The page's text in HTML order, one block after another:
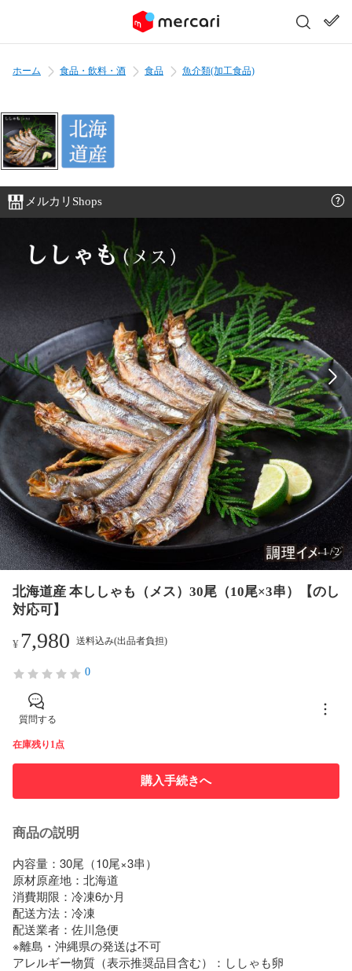
ホーム 食品・飲料・酒 食品 魚介類(加工食品)
メルカリShops
1/2
北海道産 本ししゃも（メス）30尾（10尾×3串）【のし
対応可】
¥7,980 送料込み(出品者負担)
0
質問する
在庫残り1点
購入手続きへ
商品の説明
内容量：30尾（10尾×3串）
原材原産地：北海道
消費期限：冷凍6か月
配送方法：冷凍
配送業者：佐川急便
※離島・沖縄県の発送は不可
アレルギー物質（表示推奨品目含む）：ししゃも卵